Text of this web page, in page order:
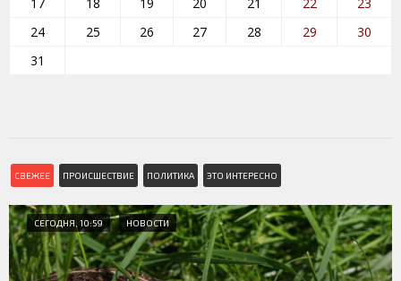
24
25 26 27 28 29
30
31
СВЕЖЕЕ ПРОИСШЕСТВИЕ ПОЛИТИКА ЭТО ИНТЕРЕСНО
СЕГОДНЯ, 10:59 НОВОСТИ